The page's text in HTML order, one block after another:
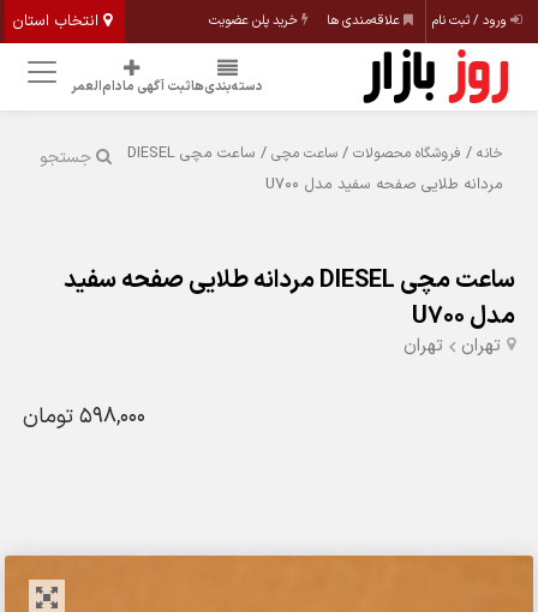
انتخاب استان ورود / ثبت نام علاقه‌مندی ها خرید پلن عضویت
دسته‌بندی‌هاثبت آگهی مادام‌العمر
جستجو خانه / فروشگاه محصولات /ساعت مچی
/ ساعت مچی DIESEL
مردانه طلایی صفحه سفید مدل U700
ساعت مچی DIESEL مردانه طلایی صفحه سفید
مدل U700
تهران تهران
598,000 تومان